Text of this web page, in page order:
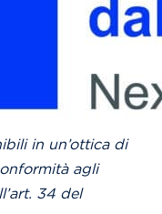
in un’ottica di
agli
34 del